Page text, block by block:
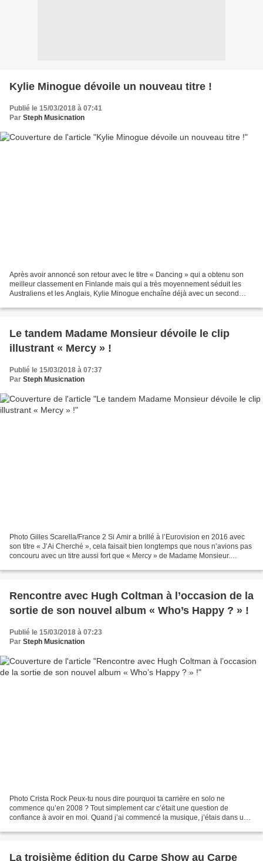
Kylie Minogue dévoile un nouveau titre !
Publié le 15/03/2018 à 07:41
Par Steph Musicnation
Après avoir annoncé son retour avec le titre « Dancing » qui a obtenu son
meilleur classement en Finlande mais qui a très moyennement séduit les
Australiens et les Anglais, Kylie Minogue enchaîne déjà avec un second
Le tandem Madame Monsieur dévoile le clip
illustrant « Mercy » !
Publié le 15/03/2018 à 07:37
Par Steph Musicnation
Photo Gilles Scarella/France 2 Si Amir a brillé à l’Eurovision en 2016 avec
son titre « J’Ai Cherché », cela faisait bien longtemps que nous n’avions pas
concouru avec un titre aussi fort que « Mercy » de Madame Monsieur.
Rencontre avec Hugh Coltman à l’occasion de la
sortie de son nouvel album « Who’s Happy ? » !
Publié le 15/03/2018 à 07:23
Par Steph Musicnation
Photo Crista Rock Peux-tu nous dire pourquoi ta carrière en solo ne
commence qu’en 2008 ? Tout simplement car c’était une question de
confiance à avoir en moi. Quand j’ai commencé la musique, j’étais dans une
La troisième édition du Carpe Show au Carpe